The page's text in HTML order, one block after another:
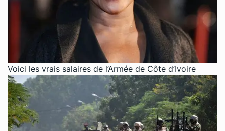
Voici les vrais salaires de l’Armée de Côte d’Ivoire